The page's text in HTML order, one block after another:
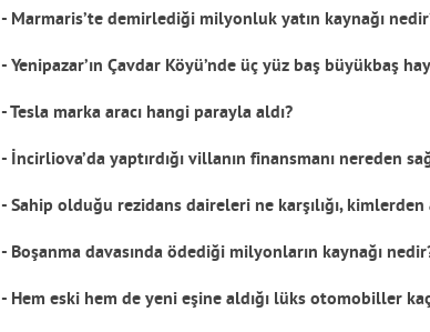
- Marmaris’te demirlediği milyonluk yatın kaynağı
- Yenipazar’ın Çavdar Köyü’nde üç yüz baş büyükbaş
- Tesla marka aracı hangi parayla aldı?
- İncirliova’da yaptırdığı villanın finansmanı nereden
- Sahip olduğu rezidans daireleri ne karşılığı, kimlerden
- Boşanma davasında ödediği milyonların kaynağı
- Hem eski hem de yeni eşine aldığı lüks otomobiller